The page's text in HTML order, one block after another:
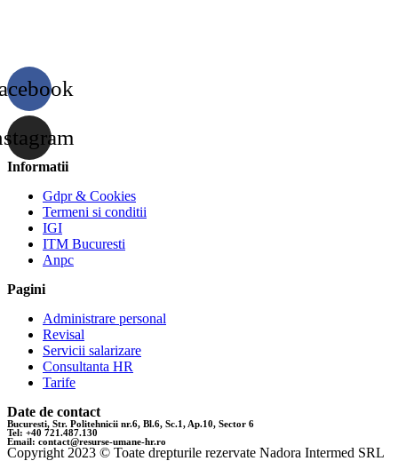
Informatii
Gdpr & Cookies
Termeni si conditii
IGI
ITM Bucuresti
Anpc
Pagini
Administrare personal
Revisal
Servicii salarizare
Consultanta HR
Tarife
Date de contact
Bucuresti, Str. Politehnicii nr.6, Bl.6, Sc.1, Ap.10, Sector 6
Tel: +40 721.487.130
Email: contact@resurse-umane-hr.ro
Copyright 2023 © Toate drepturile rezervate Nadora Intermed SRL